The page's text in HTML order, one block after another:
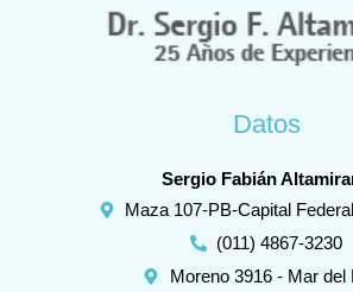
Datos
Sergio Fabián
Maza 107-PB-Capital
(011) 4867-3230
Moreno 3916 - Mar del